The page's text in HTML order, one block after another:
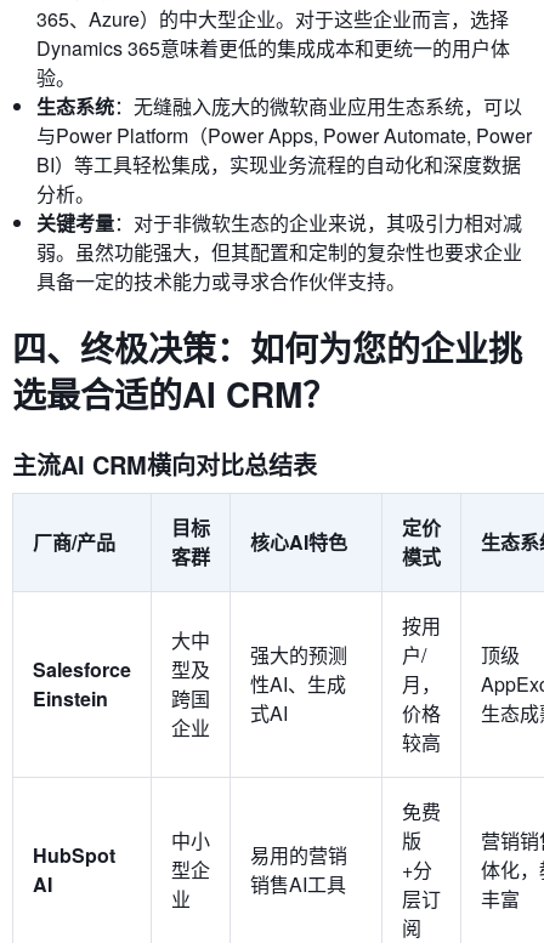
365、Azure）的中大型企业。对于这些企业而言，选择
Dynamics 365意味着更低的集成成本和更统一的用户体
验。
生态系统：无缝融入庞大的微软商业应用生态系统，可以
与Power Platform（Power Apps, Power Automate, Power
BI）等工具轻松集成，实现业务流程的自动化和深度数据
分析。
关键考量：对于非微软生态的企业来说，其吸引力相对减
弱。虽然功能强大，但其配置和定制的复杂性也要求企业
具备一定的技术能力或寻求合作伙伴支持。
四、终极决策：如何为您的企业挑
选最合适的AI CRM？
主流AI CRM横向对比总结表
厂商/产品
目标
客群
核心AI特色
定价
模式
生态
Salesforce
Einstein
大中
型及
跨国
企业
强大的预测
性AI、生成
式AI
按用
户/
月，
价格
较高
顶级
生态
HubSpot
AI
中小
型企
业
易用的营销
销售AI工具
免费
版
+分
层订
阅
营销
体化
丰富